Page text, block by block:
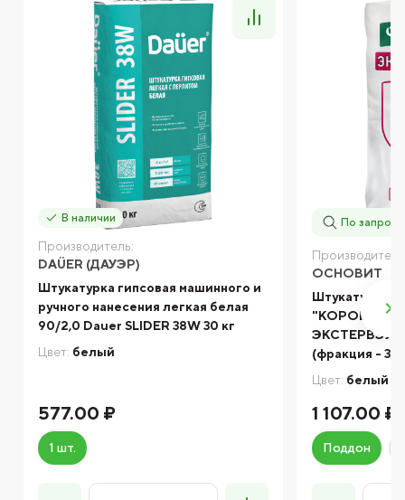
В наличии
Производитель:
DAÜER (ДАУЭР)
Штукатурка гипсовая машинного и
ручного нанесения легкая белая
90/2,0 Dauer SLIDER 38W 30 кг
Цвет: белый
577.00 ₽
1 шт.
По запросу
ОСНОВИТ
Штукатурка
"КОРОЕД"
ЭКСТЕРВЭЛЛ
(фракция - 3,0
Цвет: белый
1 107.00 ₽
Поддон